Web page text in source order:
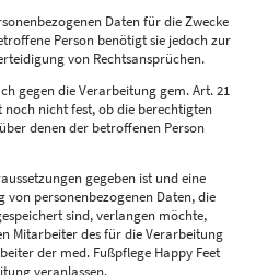
Daten für die Zwecke
Person benötigt sie jedoch zur
von Rechtsansprüchen.
gegen die Verarbeitung gem. Art. 21
noch nicht fest, ob die berechtigten
denen der betroffenen Person
gegeben ist und eine
von personenbezogenen Daten, die
sind, verlangen möchte,
Mitarbeiter des für die Verarbeitung
der med. Fußpflege Happy Feet